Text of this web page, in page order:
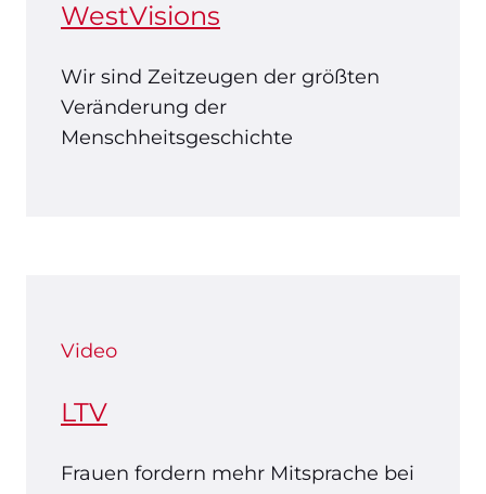
WestVisions
Wir sind Zeitzeugen der größten
Veränderung der
Menschheitsgeschichte
Video
LTV
Frauen fordern mehr Mitsprache bei